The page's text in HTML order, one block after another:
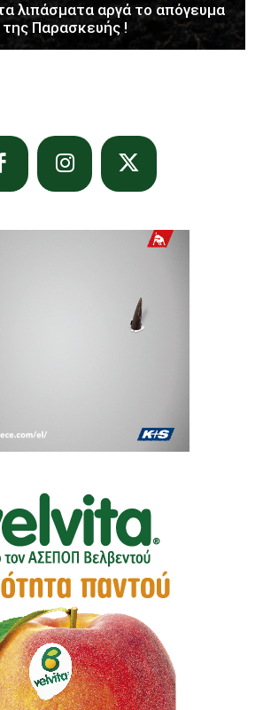
λιπάσματα αργά το απόγευμα
της Παρασκευής !